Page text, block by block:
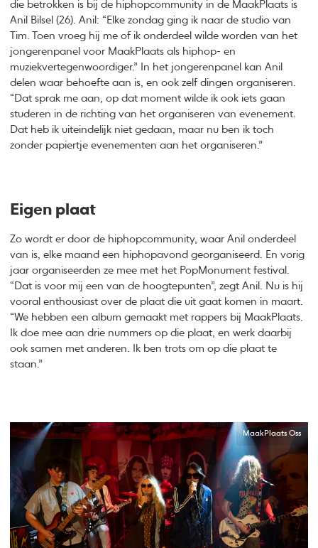
die betrokken is bij de hiphopcommunity in de MaakPlaats is
Anil Bilsel (26). Anil: “Elke zondag ging ik naar de studio van
Tim. Toen vroeg hij me of ik onderdeel wilde worden van het
jongerenpanel voor MaakPlaats als hiphop- en
muziekvertegenwoordiger.” In het jongerenpanel kan Anil
delen waar behoefte aan is, en ook zelf dingen organiseren.
“Dat sprak me aan, op dat moment wilde ik ook iets gaan
studeren in de richting van het organiseren van evenement.
Dat heb ik uiteindelijk niet gedaan, maar nu ben ik toch
zonder papiertje evenementen aan het organiseren.”
Eigen plaat
Zo wordt er door de hiphopcommunity, waar Anil onderdeel
van is, elke maand een hiphopavond georganiseerd. En vorig
jaar organiseerden ze mee met het PopMonument festival.
“Dat is voor mij een van de hoogtepunten”, zegt Anil. Nu is hij
vooral enthousiast over de plaat die uit gaat komen in maart.
“We hebben een album gemaakt met rappers bij MaakPlaats.
Ik doe mee aan drie nummers op die plaat, en werk daarbij
ook samen met anderen. Ik ben trots om op die plaat te
staan.”
MaakPlaats Oss